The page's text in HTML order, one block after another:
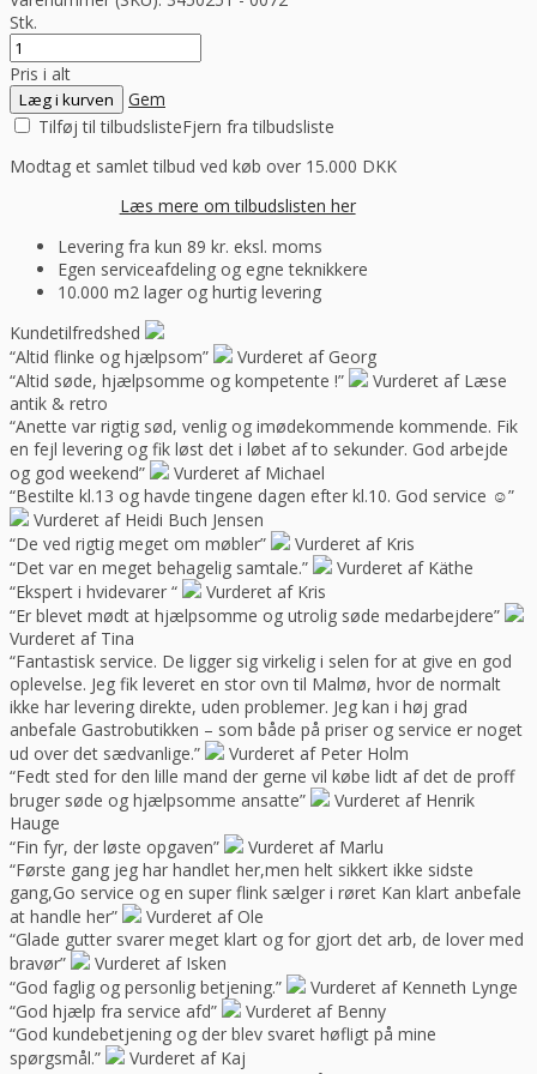
Stk.
Pris i alt
Læg i kurven
Gem
Tilføj til tilbudslisteFjern fra tilbudsliste
Modtag et samlet tilbud ved køb over 15.000 DKK
Læs mere om tilbudslisten her
Levering fra kun 89 kr. eksl. moms
Egen serviceafdeling og egne teknikkere
10.000 m2 lager og hurtig levering
Kundetilfredshed
“Altid flinke og hjælpsom”
Vurderet af Georg
“Altid søde, hjælpsomme og kompetente !”
Vurderet af Læse
antik & retro
“Anette var rigtig sød, venlig og imødekommende kommende. Fik
en fejl levering og fik løst det i løbet af to sekunder. God arbejde
og god weekend”
Vurderet af Michael
“Bestilte kl.13 og havde tingene dagen efter kl.10. God service ☺”
Vurderet af Heidi Buch Jensen
“De ved rigtig meget om møbler”
Vurderet af Kris
“Det var en meget behagelig samtale.”
Vurderet af Käthe
“Ekspert i hvidevarer “
Vurderet af Kris
“Er blevet mødt at hjælpsomme og utrolig søde medarbejdere”
Vurderet af Tina
“Fantastisk service. De ligger sig virkelig i selen for at give en god
oplevelse. Jeg fik leveret en stor ovn til Malmø, hvor de normalt
ikke har levering direkte, uden problemer. Jeg kan i høj grad
anbefale Gastrobutikken – som både på priser og service er noget
ud over det sædvanlige.”
Vurderet af Peter Holm
“Fedt sted for den lille mand der gerne vil købe lidt af det de proff
bruger søde og hjælpsomme ansatte”
Vurderet af Henrik
Hauge
“Fin fyr, der løste opgaven”
Vurderet af Marlu
“Første gang jeg har handlet her,men helt sikkert ikke sidste
gang,Go service og en super flink sælger i røret Kan klart anbefale
at handle her”
Vurderet af Ole
“Glade gutter svarer meget klart og for gjort det arb, de lover med
bravør”
Vurderet af Isken
“God faglig og personlig betjening.”
Vurderet af Kenneth Lynge
“God hjælp fra service afd”
Vurderet af Benny
“God kundebetjening og der blev svaret høfligt på mine
spørgsmål.”
Vurderet af Kaj